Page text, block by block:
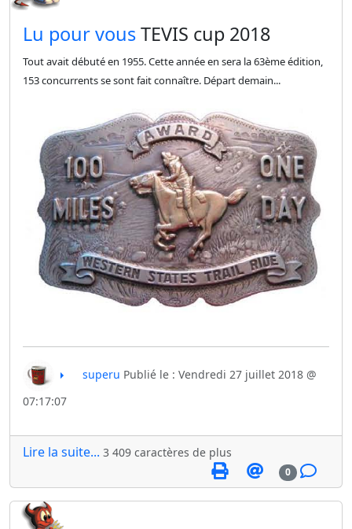
​Lu pour vousTEVIS cup 2018
Tout avait débuté en 1955. Cette année en sera la 63ème édition,
153 concurrents se sont fait connaître. Départ demain...
superu Publié le : Vendredi 27 juillet 2018 @
07:17:07
Lire la suite... 3 409 caractères de plus
0